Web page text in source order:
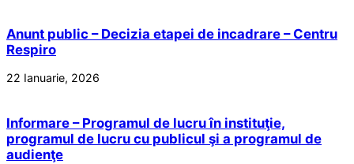
Anunt public – Decizia etapei de incadrare – Centru
Respiro
22 Ianuarie, 2026
Informare – Programul de lucru în instituţie,
programul de lucru cu publicul şi a programul de
audienţe